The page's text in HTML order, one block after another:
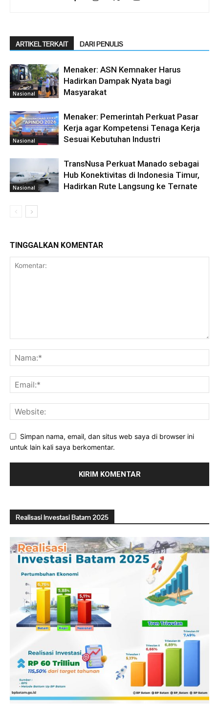
ARTIKEL TERKAIT DARI PENULIS
Nasional
Menaker: ASN Kemnaker Harus
Hadirkan Dampak Nyata bagi
Masyarakat
Nasional
Menaker: Pemerintah Perkuat Pasar
Kerja agar Kompetensi Tenaga Kerja
Sesuai Kebutuhan Industri
Nasional
TransNusa Perkuat Manado sebagai
Hub Konektivitas di Indonesia Timur,
Hadirkan Rute Langsung ke Ternate
TINGGALKAN KOMENTAR
Simpan nama, email, dan situs web saya di browser ini
untuk lain kali saya berkomentar.
Realisasi Investasi Batam 2025